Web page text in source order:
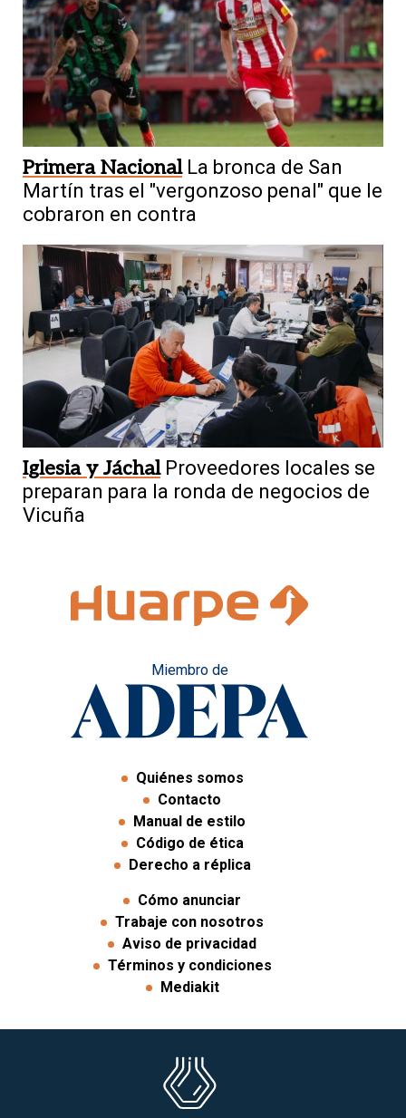
Primera Nacional La bronca de San
Martín tras el "vergonzoso penal" que le
cobraron en contra
Iglesia y Jáchal Proveedores locales se
preparan para la ronda de negocios de
Vicuña
Miembro de
Quiénes somos
Contacto
Manual de estilo
Código de ética
Derecho a réplica
Cómo anunciar
Trabaje con nosotros
Aviso de privacidad
Términos y condiciones
Mediakit